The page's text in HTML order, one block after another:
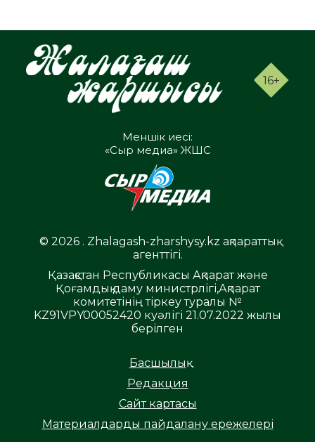
16+
Меншік иесі:
«Сыр медиа» ЖШС
© 2026 . Zhalagash-zharshysy.kz ақпараттық
агенттігі.
Қазақстан Республикасы Ақпарат және
Қоғамдық даму министрлігі,Ақпарат
комитетінің тіркеу туралы №
KZ91VPY00052420 куәлігі 21.07.2022 жылы
берілген
Басшылық
Редакция
Сайт картасы
Материалдарды пайдалану ережелері